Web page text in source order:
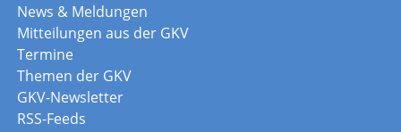
News & Meldungen
Mitteilungen aus der GKV
Termine
Themen der GKV
GKV-Newsletter
RSS-Feeds